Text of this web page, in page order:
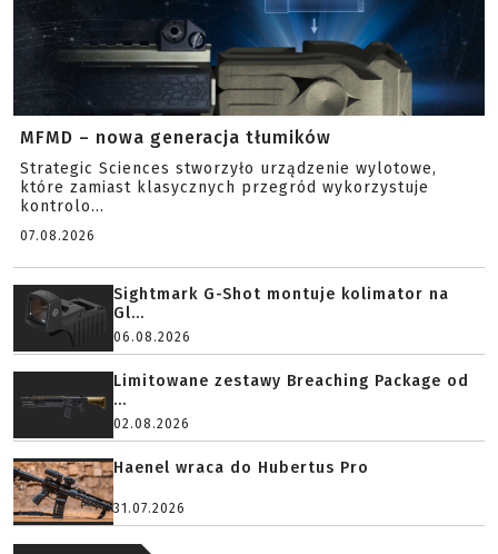
MFMD – nowa generacja tłumików
Strategic Sciences stworzyło urządzenie wylotowe,
które zamiast klasycznych przegród wykorzystuje
kontrolo...
07.08.2026
Sightmark G-Shot montuje kolimator na
Gl...
06.08.2026
Limitowane zestawy Breaching Package od
...
02.08.2026
Haenel wraca do Hubertus Pro
31.07.2026